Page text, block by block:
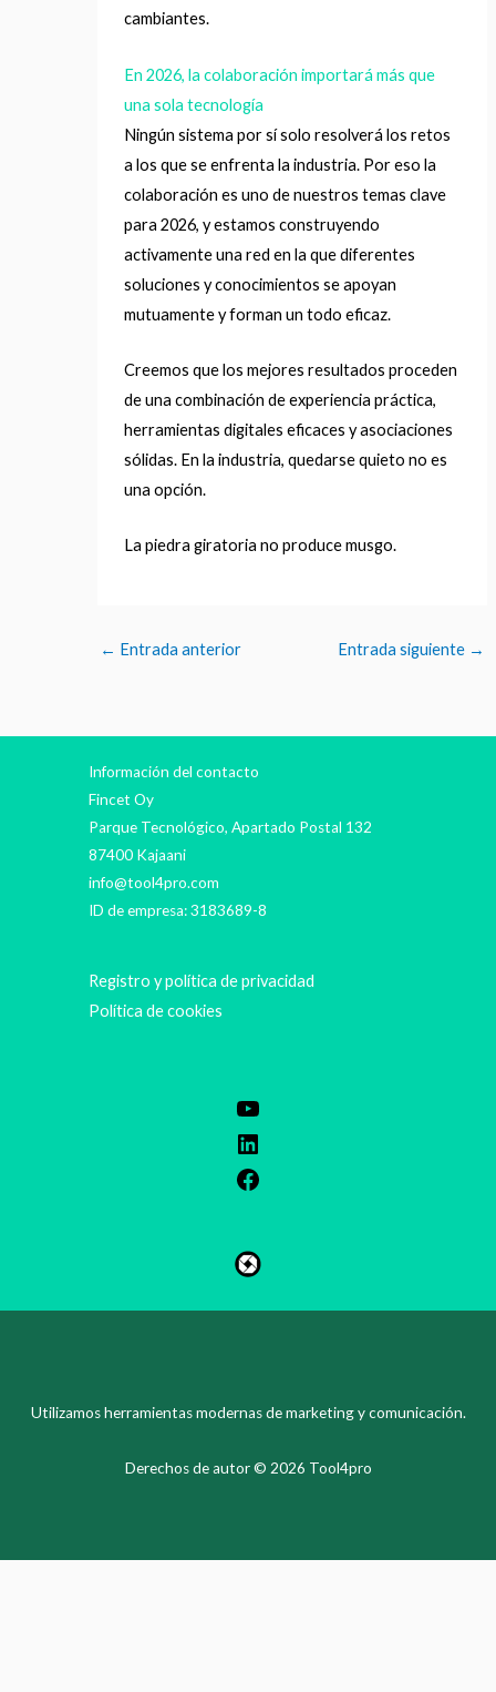
cambiantes.
En 2026, la colaboración importará más que
una sola tecnología
Ningún sistema por sí solo resolverá los retos
a los que se enfrenta la industria. Por eso la
colaboración es uno de nuestros temas clave
para 2026, y estamos construyendo
activamente una red en la que diferentes
soluciones y conocimientos se apoyan
mutuamente y forman un todo eficaz.
Creemos que los mejores resultados proceden
de una combinación de experiencia práctica,
herramientas digitales eficaces y asociaciones
sólidas. En la industria, quedarse quieto no es
una opción.
La piedra giratoria no produce musgo.
← Entrada anterior Entrada siguiente →
Información del contacto
Fincet Oy
Parque Tecnológico, Apartado Postal 132
87400 Kajaani
info@tool4pro.com
ID de empresa: 3183689-8
Registro y política de privacidad
Política de cookies
Utilizamos herramientas modernas de marketing y comunicación.
Derechos de autor © 2026 Tool4pro